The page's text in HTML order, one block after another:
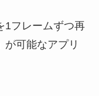
1フレームずつ再
が可能なアプリ